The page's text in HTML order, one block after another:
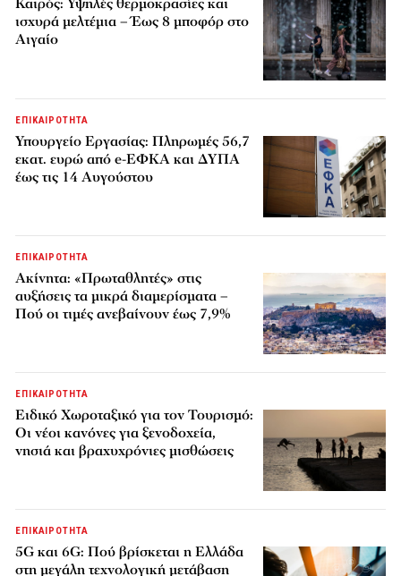
Καιρός: Υψηλές θερμοκρασίες και
ισχυρά μελτέμια – Έως 8 μποφόρ στο
Αιγαίο
ΕΠΙΚΑΙΡΟΤΗΤΑ
Υπουργείο Εργασίας: Πληρωμές 56,7
εκατ. ευρώ από e-ΕΦΚΑ και ΔΥΠΑ
έως τις 14 Αυγούστου
ΕΠΙΚΑΙΡΟΤΗΤΑ
Ακίνητα: «Πρωταθλητές» στις
αυξήσεις τα μικρά διαμερίσματα –
Πού οι τιμές ανεβαίνουν έως 7,9%
ΕΠΙΚΑΙΡΟΤΗΤΑ
Ειδικό Χωροταξικό για τον Τουρισμό:
Οι νέοι κανόνες για ξενοδοχεία,
νησιά και βραχυχρόνιες μισθώσεις
ΕΠΙΚΑΙΡΟΤΗΤΑ
5G και 6G: Πού βρίσκεται η Ελλάδα
στη μεγάλη τεχνολογική μετάβαση